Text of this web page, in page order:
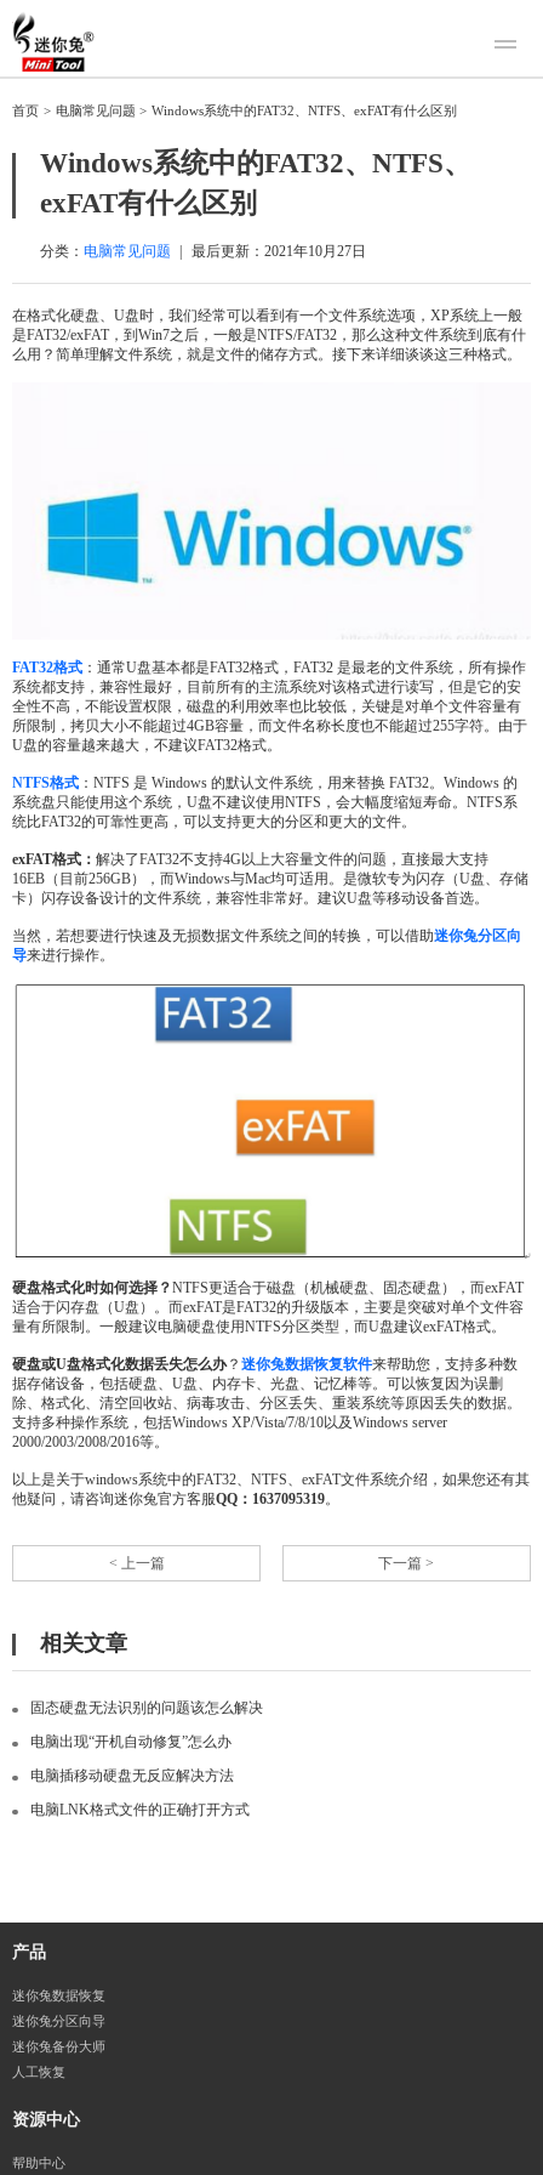
产品
迷你兔分区向导
迷你兔数据备份
下载
购买
人工恢复
关于我们
首页 > 电脑常见问题 > Windows系统中的FAT32、NTFS、exFAT有什么区别
Windows系统中的FAT32、NTFS、
exFAT有什么区别
分类： 电脑常见问题 最后更新： 2021年10月27日
在格式化硬盘、U盘时，我们经常可以看到有一个文件系统选项，XP系统上一般
是FAT32/exFAT，到Win7之后，一般是NTFS/FAT32，那么这种文件系统到底有什
么用？简单理解文件系统，就是文件的储存方式。接下来详细谈谈这三种格式。
FAT32格式 ：通常U盘基本都是FAT32格式，FAT32 是最老的文件系统，所有操作
系统都支持，兼容性最好，目前所有的主流系统对该格式进行读写，但是它的安
全性不高，不能设置权限，磁盘的利用效率也比较低，关键是对单个文件容量有
所限制，拷贝大小不能超过4GB容量，而文件名称长度也不能超过255字符。由于
U盘的容量越来越大，不建议FAT32格式。
NTFS格式 ：NTFS 是 Windows 的默认文件系统，用来替换 FAT32。Windows 的
系统盘只能使用这个系统，U盘不建议使用NTFS，会大幅度缩短寿命。NTFS系
统比FAT32的可靠性更高，可以支持更大的分区和更大的文件。
exFAT格式： 解决了FAT32不支持4G以上大容量文件的问题，直接最大支持
16EB（目前256GB），而Windows与Mac均可适用。是微软专为闪存（U盘、存储
卡）闪存设备设计的文件系统，兼容性非常好。建议U盘等移动设备首选。
当然，若想要进行快速及无损数据文件系统之间的转换，可以借助迷你兔分区向
导来进行操作。
硬盘格式化时如何选择？NTFS更适合于磁盘（机械硬盘、固态硬盘），而exFAT
适合于闪存盘（U盘）。而exFAT是FAT32的升级版本，主要是突破对单个文件容
量有所限制。一般建议电脑硬盘使用NTFS分区类型，而U盘建议exFAT格式。
硬盘或U盘格式化数据丢失怎么办？ 迷你兔数据恢复软件来帮助您，支持多种数
据存储设备，包括硬盘、U盘、内存卡、光盘、记忆棒等。可以恢复因为误删
除、格式化、清空回收站、病毒攻击、分区丢失、重装系统等原因丢失的数据。
支持多种操作系统，包括Windows XP/Vista/7/8/10以及Windows server
2000/2003/2008/2016等。
以上是关于windows系统中的FAT32、NTFS、exFAT文件系统介绍，如果您还有其
他疑问，请咨询迷你兔官方客服QQ：1637095319。
< 上一篇 下一篇 >
相关文章
固态硬盘无法识别的问题该怎么解决
电脑出现“开机自动修复”怎么办
电脑插移动硬盘无反应解决方法
电脑LNK格式文件的正确打开方式
产品
迷你兔数据恢复
迷你兔分区向导
迷你兔备份大师
人工恢复
资源中心
帮助中心